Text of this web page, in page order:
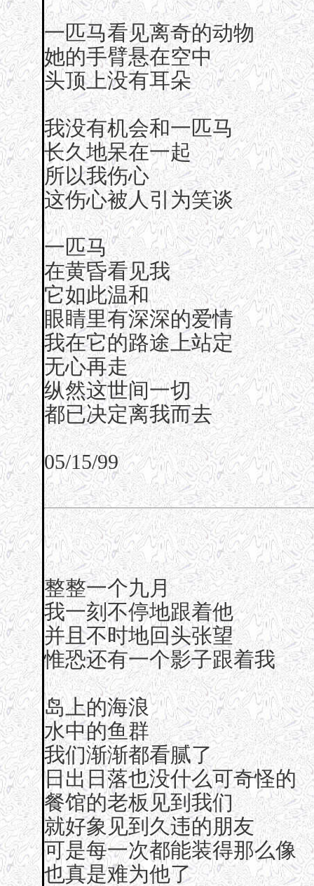
一匹马看见离奇的动物
她的手臂悬在空中
头顶上没有耳朵
我没有机会和一匹马
长久地呆在一起
所以我伤心
这伤心被人引为笑谈
一匹马
在黄昏看见我
它如此温和
眼睛里有深深的爱情
我在它的路途上站定
无心再走
纵然这世间一切
都已决定离我而去
05/15/99
整整一个九月
我一刻不停地跟着他
并且不时地回头张望
惟恐还有一个影子跟着我
岛上的海浪
水中的鱼群
我们渐渐都看腻了
日出日落也没什么可奇怪的
餐馆的老板见到我们
就好象见到久违的朋友
可是每一次都能装得那么像
也真是难为他了